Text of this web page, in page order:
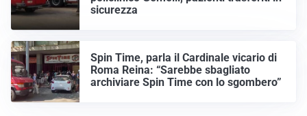
sicurezza
Spin Time, parla il Cardinale vicario di
Roma Reina: “Sarebbe sbagliato
archiviare Spin Time con lo sgombero”